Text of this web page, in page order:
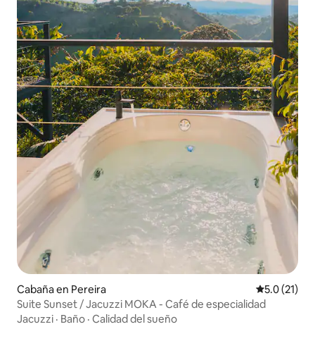
Cabaña en Pereira Calificación
5.0 (21)
Suite Sunset / Jacuzzi MOKA - Café de especialidad
Jacuzzi · Baño · Calidad del sueño